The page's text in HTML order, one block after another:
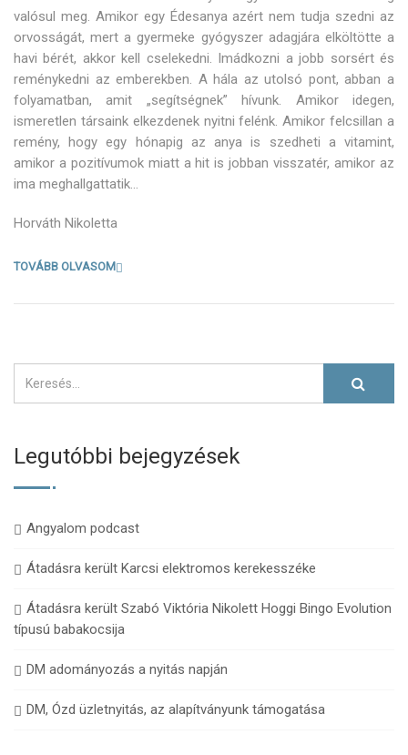
valósul meg. Amikor egy Édesanya azért nem tudja szedni az
orvosságát, mert a gyermeke gyógyszer adagjára elköltötte a
havi bérét, akkor kell cselekedni. Imádkozni a jobb sorsért és
reménykedni az emberekben. A hála az utolsó pont, abban a
folyamatban, amit „segítségnek” hívunk. Amikor idegen,
ismeretlen társaink elkezdenek nyitni felénk. Amikor felcsillan a
remény, hogy egy hónapig az anya is szedheti a vitamint,
amikor a pozitívumok miatt a hit is jobban visszatér, amikor az
ima meghallgattatik…
Horváth Nikoletta
TOVÁBB OLVASOM
Legutóbbi bejegyzések
Angyalom podcast
Átadásra került Karcsi elektromos kerekesszéke
Átadásra került Szabó Viktória Nikolett Hoggi Bingo Evolution
típusú babakocsija
DM adományozás a nyitás napján
DM, Ózd üzletnyitás, az alapítványunk támogatása